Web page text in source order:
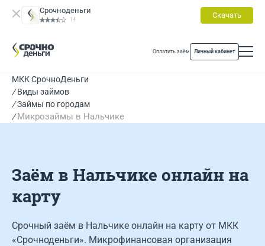
Срочноденьги
14 Скачать
Оплатить заём Личный кабинет
МКК СрочноДеньги
Виды займов
Займы по городам
Микрозаймы в Нальчике
Заём в Нальчике онлайн на
карту
Срочный заём в Нальчике онлайн на карту от МКК
«Срочноденьги». Микрофинансовая организация